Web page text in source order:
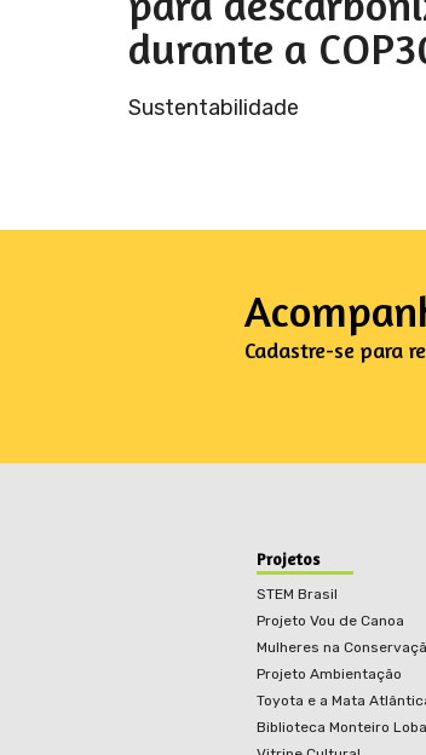
durante a
Sustentabilidade
Cadastre-se para
Projetos
STEM Brasil
Projeto Vou de Canoa
Mulheres na
Projeto Ambientação
Toyota e a Mata
Biblioteca Monteiro